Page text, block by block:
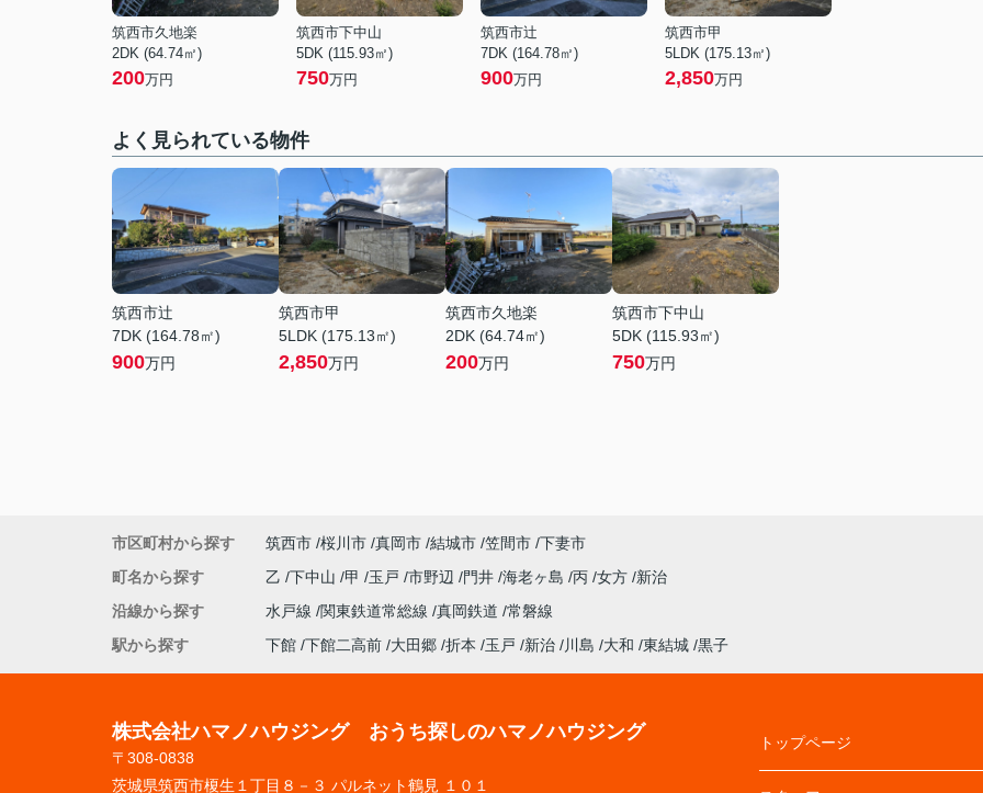
筑西市久地楽
2DK (64.74㎡)
200万円
筑西市下中山
5DK (115.93㎡)
750万円
筑西市辻
7DK (164.78㎡)
900万円
筑西市甲
5LDK (175.13㎡)
2,850万円
よく見られている物件
筑西市辻
7DK (164.78㎡)
900万円
筑西市甲
5LDK (175.13㎡)
2,850万円
筑西市久地楽
2DK (64.74㎡)
200万円
筑西市下中山
5DK (115.93㎡)
750万円
市区町村から探す 筑西市 桜川市 真岡市 結城市 笠間市 下妻市
町名から探す
乙 下中山 甲 玉戸 市野辺 門井 海老ヶ島 丙 女方 新治
沿線から探す
水戸線 関東鉄道常総線 真岡鉄道 常磐線
駅から探す
下館 下館二高前 大田郷 折本 玉戸 新治 川島 大和 東結城 黒子
株式会社ハマノハウジング おうち探しのハマノハウジング
〒308-0838
茨城県筑西市榎生１丁目８－３ パルネット鶴見 １０１
トップページ